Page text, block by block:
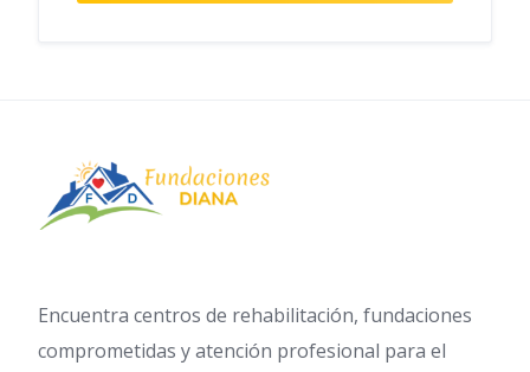
Encuentra centros de rehabilitación, fundaciones
comprometidas y atención profesional para el